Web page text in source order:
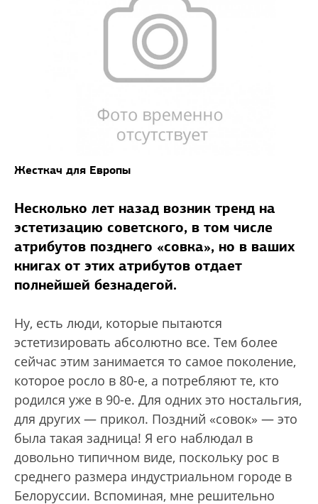
Жесткач для Европы
Несколько лет назад возник тренд на
эстетизацию советского, в том числе
атрибутов позднего «совка», но в ваших
книгах от этих атрибутов отдает
полнейшей безнадегой.
Ну, есть люди, которые пытаются
эстетизировать абсолютно все. Тем более
сейчас этим занимается то самое поколение,
которое росло в 80-е, а потребляют те, кто
родился уже в 90-е. Для одних это ностальгия,
для других — прикол. Поздний «совок» — это
была такая задница! Я его наблюдал в
довольно типичном виде, поскольку рос в
среднего размера индустриальном городе в
Белоруссии. Вспоминая, мне решительно